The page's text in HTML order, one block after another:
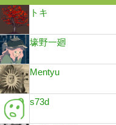
トキ
壕野一廻
Mentyu
s73d